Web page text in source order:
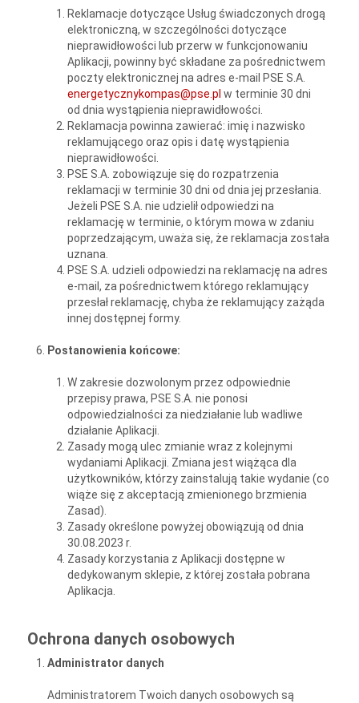
Reklamacje dotyczące Usług świadczonych drogą
elektroniczną, w szczególności dotyczące
nieprawidłowości lub przerw w funkcjonowaniu
Aplikacji, powinny być składane za pośrednictwem
poczty elektronicznej na adres e-mail PSE S.A.
energetycznykompas@pse.pl w terminie 30 dni
od dnia wystąpienia nieprawidłowości.
Reklamacja powinna zawierać: imię i nazwisko
reklamującego oraz opis i datę wystąpienia
nieprawidłowości.
PSE S.A. zobowiązuje się do rozpatrzenia
reklamacji w terminie 30 dni od dnia jej przesłania.
Jeżeli PSE S.A. nie udzielił odpowiedzi na
reklamację w terminie, o którym mowa w zdaniu
poprzedzającym, uważa się, że reklamacja została
uznana.
PSE S.A. udzieli odpowiedzi na reklamację na adres
e-mail, za pośrednictwem którego reklamujący
przesłał reklamację, chyba że reklamujący zażąda
innej dostępnej formy.
Postanowienia końcowe:
W zakresie dozwolonym przez odpowiednie
przepisy prawa, PSE S.A. nie ponosi
odpowiedzialności za niedziałanie lub wadliwe
działanie Aplikacji.
Zasady mogą ulec zmianie wraz z kolejnymi
wydaniami Aplikacji. Zmiana jest wiążąca dla
użytkowników, którzy zainstalują takie wydanie (co
wiąże się z akceptacją zmienionego brzmienia
Zasad).
Zasady określone powyżej obowiązują od dnia
30.08.2023 r.
Zasady korzystania z Aplikacji dostępne w
dedykowanym sklepie, z której została pobrana
Aplikacja.
Ochrona danych osobowych
Administrator danych
Administratorem Twoich danych osobowych są